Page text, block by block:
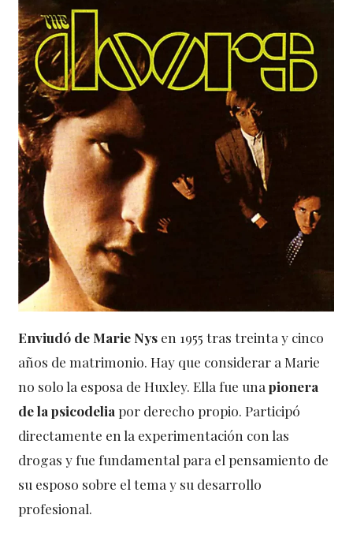
Enviudó de Marie Nys en 1955 tras treinta y cinco
años de matrimonio. Hay que considerar a Marie
no solo la esposa de Huxley. Ella fue unapionera
de la psicodelia por derecho propio. Participó
directamente en la experimentación con las
drogas y fue fundamental para el pensamiento de
su esposo sobre el tema y su desarrollo
profesional.